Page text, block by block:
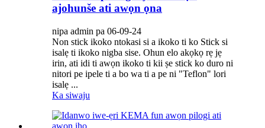
ajohunše ati awọn ọna
nipa admin pa 06-09-24
Non stick ikoko ntokasi si a ikoko ti ko Stick si
isalẹ ti ikoko nigba sise. Ohun elo akọkọ rẹ jẹ
irin, ati idi ti awọn ikoko ti kii ṣe stick ko duro ni
nitori pe ipele ti a bo wa ti a pe ni "Teflon" lori
isalẹ ...
Ka siwaju